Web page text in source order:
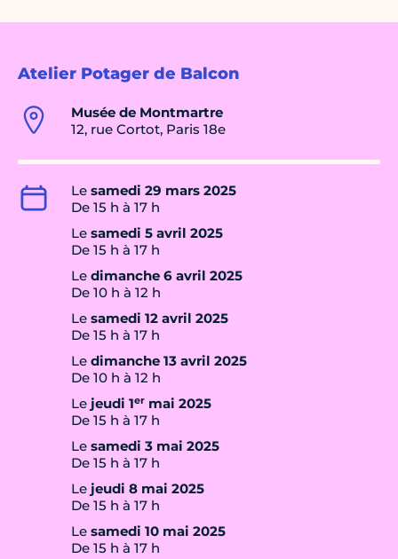
Atelier Potager de Balcon
Musée de Montmartre
12, rue Cortot, Paris 18e
Le samedi 29 mars 2025
De 15 h à 17 h
Le samedi 5 avril 2025
De 15 h à 17 h
Le dimanche 6 avril 2025
De 10 h à 12 h
Le samedi 12 avril 2025
De 15 h à 17 h
Le dimanche 13 avril 2025
De 10 h à 12 h
Le jeudi 1er mai 2025
De 15 h à 17 h
Le samedi 3 mai 2025
De 15 h à 17 h
Le jeudi 8 mai 2025
De 15 h à 17 h
Le samedi 10 mai 2025
De 15 h à 17 h